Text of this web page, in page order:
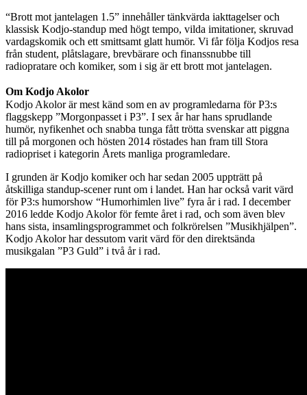
“Brott mot jantelagen 1.5” innehåller tänkvärda iakttagelser och
klassisk Kodjo-standup med högt tempo, vilda imitationer, skruvad
vardagskomik och ett smittsamt glatt humör. Vi får följa Kodjos resa
från student, plåtslagare, brevbärare och finanssnubbe till
radiopratare och komiker, som i sig är ett brott mot jantelagen.
Om Kodjo Akolor
Kodjo Akolor är mest känd som en av programledarna för P3:s
flaggskepp ”Morgonpasset i P3”. I sex år har hans sprudlande
humör, nyfikenhet och snabba tunga fått trötta svenskar att piggna
till på morgonen och hösten 2014 röstades han fram till Stora
radiopriset i kategorin Årets manliga programledare.
I grunden är Kodjo komiker och har sedan 2005 uppträtt på
åtskilliga standup-scener runt om i landet. Han har också varit värd
för P3:s humorshow “Humorhimlen live” fyra år i rad. I december
2016 ledde Kodjo Akolor för femte året i rad, och som även blev
hans sista, insamlingsprogrammet och folkrörelsen ”Musikhjälpen”.
Kodjo Akolor har dessutom varit värd för den direktsända
musikgalan ”P3 Guld” i två år i rad.